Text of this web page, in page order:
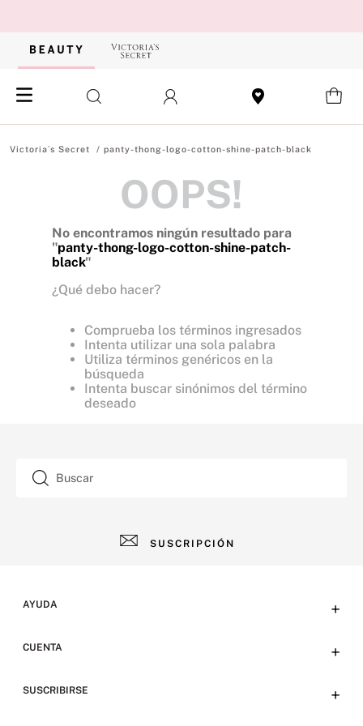
panty-thong-logo-cotton-shine-patch-black
OOPS!
No encontramos ningún resultado para
"panty-thong-logo-cotton-shine-patch-
black"
¿Qué debo hacer?
Comprueba los términos ingresados
Intenta utilizar una sola palabra
Utiliza términos genéricos en la
búsqueda
Intenta buscar sinónimos del término
deseado
Buscar
SUSCRIPCIÓN
AYUDA +
Preguntas frecuentes
CUENTA +
SUSCRIBIRSE +